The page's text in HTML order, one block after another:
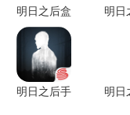
明日之后盒
子手机版
v2.0.548
明日
明日之后手
明日